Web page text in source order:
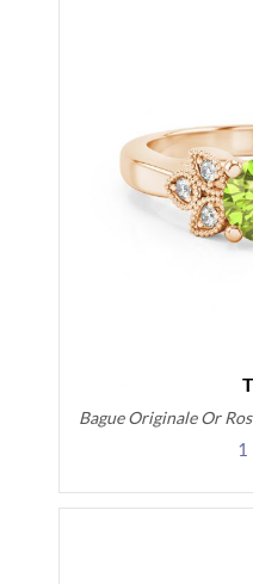
Bague Originale Or
1